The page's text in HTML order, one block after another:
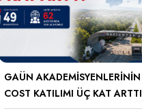
GAÜN AKADEMİSYENLERİNİN
COST KATILIMI ÜÇ KAT ARTTI